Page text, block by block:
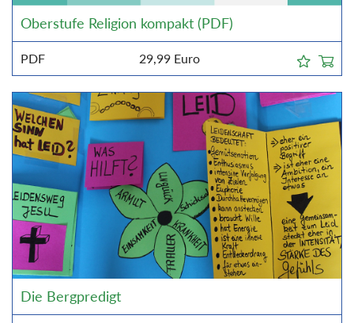
Oberstufe Religion kompakt (PDF)
PDF 29,99 Euro
Die Bergpredigt